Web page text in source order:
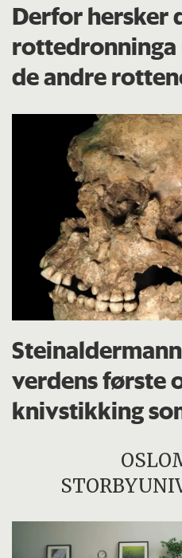
Derfor hersker
de andre
verdens første
knivstikking